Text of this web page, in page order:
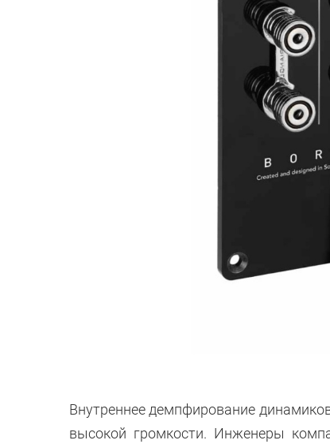
Внутреннее демпфирование
высокой громкости. Инженеры